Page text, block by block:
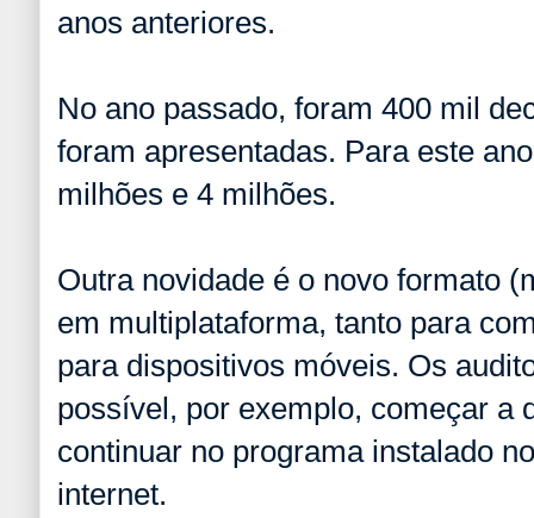
anos anteriores.
No ano passado, foram 400 mil
foram apresentadas. Para este
milhões e 4 milhões.
Outra novidade é o novo formato
em multiplataforma, tanto para
para dispositivos móveis. Os
possível, por exemplo, começar a
continuar no programa instalado
internet.